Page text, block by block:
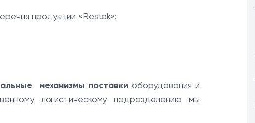
продукции «Restek»:
механизмы поставки оборудования и
логистическому подразделению мы